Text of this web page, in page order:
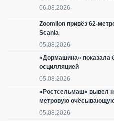
06.08.2026
Zoomlion привёз 62-
Scania
05.08.2026
«Дормашина» показала
осцилляцией
05.08.2026
«Ростсельмаш» вывел
метровую
05.08.2026